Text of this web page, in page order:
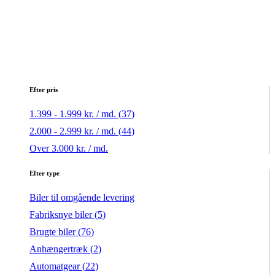
Efter pris
1.399 - 1.999 kr. / md. (37)
2.000 - 2.999 kr. / md. (44)
Over 3.000 kr. / md.
Efter type
Biler til omgående levering
Fabriksnye biler (5)
Brugte biler (76)
Anhængertræk (2)
Automatgear (22)